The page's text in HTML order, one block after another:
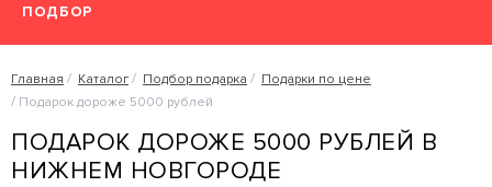
ПОДБОР
Главная Каталог Подбор подарка
Подарки по цене
Подарок дороже 5000 рублей
ПОДАРОК ДОРОЖЕ 5000 РУБЛЕЙ В
НИЖНЕМ НОВГОРОДЕ